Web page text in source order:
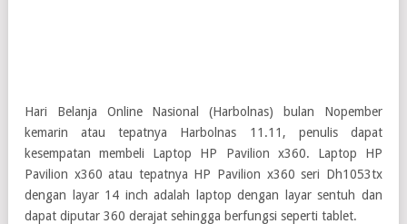
Hari Belanja Online Nasional (Harbolnas) bulan Nopember
kemarin atau tepatnya Harbolnas 11.11, penulis dapat
kesempatan membeli Laptop HP Pavilion x360. Laptop HP
Pavilion x360 atau tepatnya HP Pavilion x360 seri Dh1053tx
dengan layar 14 inch adalah laptop dengan layar sentuh dan
dapat diputar 360 derajat sehingga berfungsi seperti tablet.